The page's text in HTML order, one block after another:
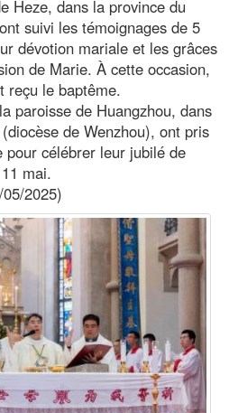
Heze, dans la province du
suivi les témoignages de 5
dévotion mariale et les grâces
de Marie. À cette occasion,
reçu le baptême.
paroisse de Huangzhou, dans
de Wenzhou), ont pris
pour célébrer leur jubilé de
mai.
2025)